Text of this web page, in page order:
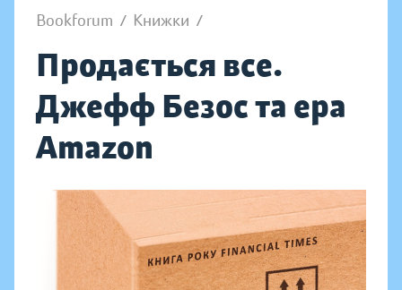
Bookforum / Книжки /
Продається все.
Джефф Безос та ера
Amazon